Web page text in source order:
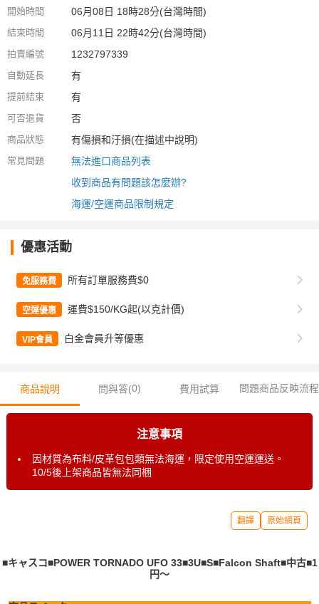
開始時間 06月08日 18時28分(台灣時間)
結束時間 06月11日 22時42分(台灣時間)
拍賣編號 1232797339
自動延長 有
提前結束 有
可否退貨 否
商品狀態 有傷損和汙損(在描述中說明)
常見問題
無法進口商品列表
收到商品有問題該怎麼辦?
海運/空運商品限制規定
優惠活動
免服務費 所有訂單服務費$0
空運優惠 運費$150/KG起(以克計價)
VIP會員 白金會員升等優惠
商品說明 問與答(0) 費用試算 問題商品反映流程
注意事項
因材質為布料/皮革包包類無法海運，限定使用空運運送。
10/5後上架商品皆無法同梱
翻譯 原始網頁
■キャスコ■POWER TORNADO UFO 33■3U■S■Falcon Shaft■中古■1
円～